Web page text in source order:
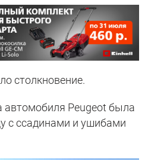
столкновение.
автомобиля Peugeot была
с ссадинами и ушибами